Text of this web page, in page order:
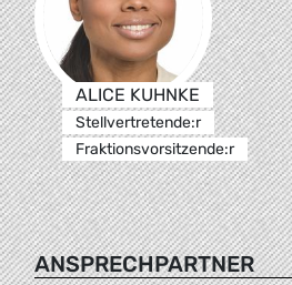
ALICE KUHNKE
Stellvertretende:r
Fraktionsvorsitzende:r
ANSPRECHPARTNER